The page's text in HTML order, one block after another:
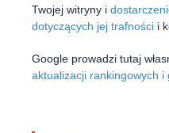
Twojej witryny i
dotyczących jej trafności i
Google prowadzi tutaj
aktualizacji rankingowych i